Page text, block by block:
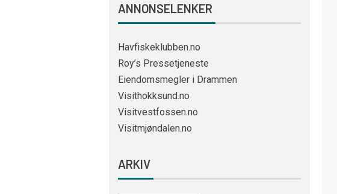
ANNONSELENKER
Havfiskeklubben.no
Roy’s Pressetjeneste
Eiendomsmegler i Drammen
Visithokksund.no
Visitvestfossen.no
Visitmjøndalen.no
ARKIV